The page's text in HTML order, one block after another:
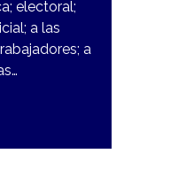
electoral;
a las
a